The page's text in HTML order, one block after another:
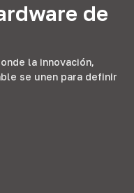
de
la innovación,
se unen para definir